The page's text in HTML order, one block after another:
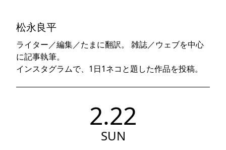
松永良平
ライター／編集／たまに翻訳。 雑誌／ウェブを中心
に記事執筆。
インスタグラムで、1日1ネコと題した作品を投稿。
2.22
SUN